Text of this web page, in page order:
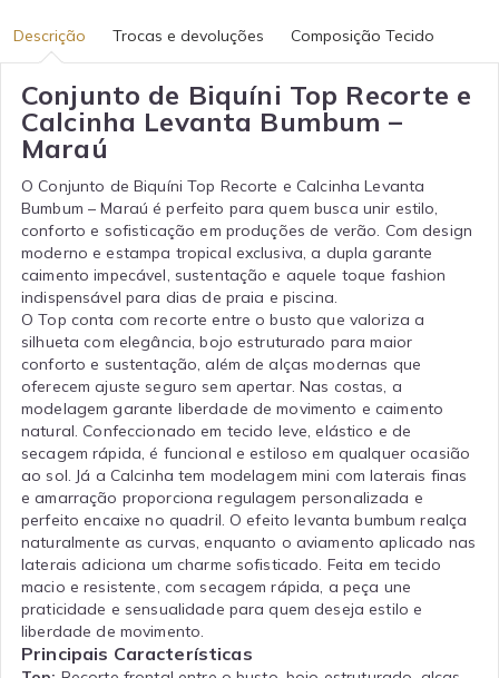
Descrição Trocas e devoluções Composição Tecido
Conjunto de Biquíni Top Recorte e
Calcinha Levanta Bumbum –
Maraú
O Conjunto de Biquíni Top Recorte e Calcinha Levanta
Bumbum – Maraú é perfeito para quem busca unir estilo,
conforto e sofisticação em produções de verão. Com design
moderno e estampa tropical exclusiva, a dupla garante
caimento impecável, sustentação e aquele toque fashion
indispensável para dias de praia e piscina.
O Top conta com recorte entre o busto que valoriza a
silhueta com elegância, bojo estruturado para maior
conforto e sustentação, além de alças modernas que
oferecem ajuste seguro sem apertar. Nas costas, a
modelagem garante liberdade de movimento e caimento
natural. Confeccionado em tecido leve, elástico e de
secagem rápida, é funcional e estiloso em qualquer ocasião
ao sol. Já a Calcinha tem modelagem mini com laterais finas
e amarração proporciona regulagem personalizada e
perfeito encaixe no quadril. O efeito levanta bumbum realça
naturalmente as curvas, enquanto o aviamento aplicado nas
laterais adiciona um charme sofisticado. Feita em tecido
macio e resistente, com secagem rápida, a peça une
praticidade e sensualidade para quem deseja estilo e
liberdade de movimento.
Principais Características